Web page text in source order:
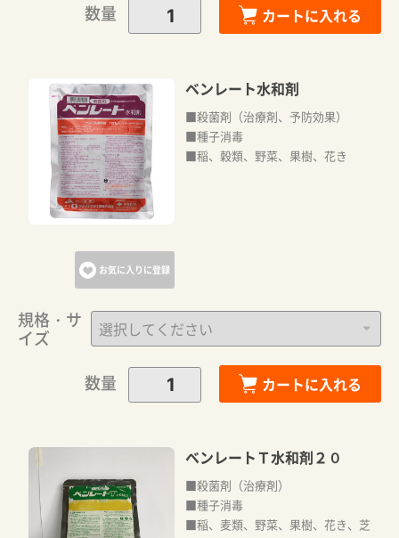
数量
カートに入れる
お気に入りに登録
ベンレート水和剤
■殺菌剤（治療剤、予防効果）
■種子消毒
■稲、穀類、野菜、果樹、花き
規格・サ
イズ
数量
カートに入れる
ベンレートＴ水和剤２０
■殺菌剤（治療剤）
■種子消毒
■稲、麦類、野菜、果樹、花き、芝